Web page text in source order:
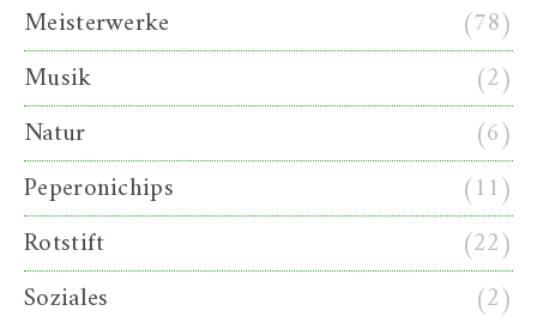
Meisterwerke
(78)
Musik
(2)
Natur
(6)
Peperonichips
(11)
Rotstift
(22)
Soziales
(2)